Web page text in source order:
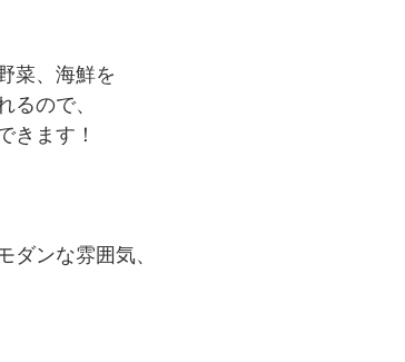
野菜、海鮮を
れるので、
できます！
ダンな雰囲気、